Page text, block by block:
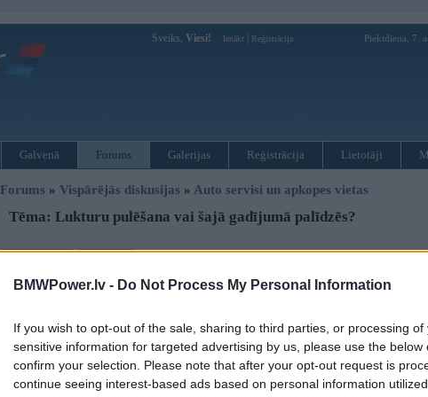
BMWPower.lv - Do Not Process My Personal Information
If you wish to opt-out of the sale, sharing to third parties, or processing
sensitive information for targeted advertising by us, please use the below
confirm your selection. Please note that after your opt-out request is
continue seeing interest-based ads based on personal information
Sveiks, Viesi! Ienākt Reģistrācija Piektdiena, 7.
Galvenā Forums Galerijas Reģistrācija Lietotāji
Forums » Vispārējās diskusijas » Auto servisi un apkopes vietas
Tēma: Lukturu pulēšana vai šajā gadījumā palīdzēs?
Autors Ziņojums
Lukturu pulēšana vai šajā gadījumā palīdzēs? Ir redzams, ka
ko mainis?[URL=http://www.image-share.com/ijpg-3207-
[/URL]